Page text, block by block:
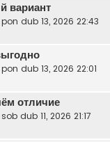
вариант
pon dub 13, 2026 22:43
pon dub 13, 2026 22:01
отличие
sob dub 11, 2026 21:17